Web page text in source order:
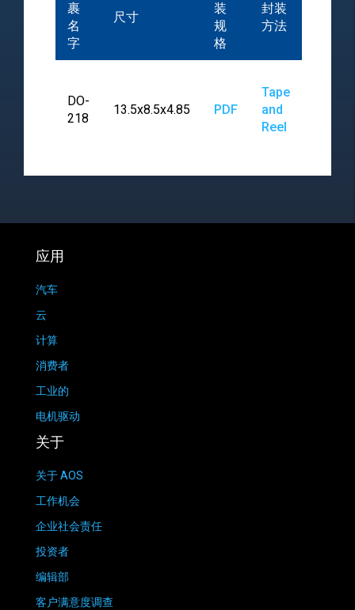
裹
名
字
尺寸
装
规
格
封装
方法
DO-
218
13.5x8.5x4.85 PDF
Tape
and
Reel
应用
汽车
云
计算
消费者
工业的
电机驱动
关于
关于 AOS
工作机会
企业社会责任
投资者
编辑部
客户满意度调查